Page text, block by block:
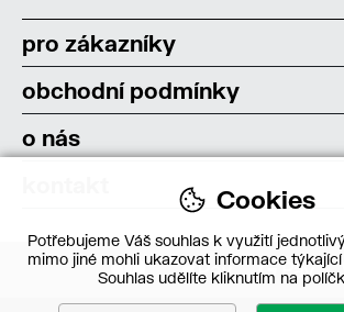
pro zákazníky
obchodní podmínky
o nás
Cookies
Potřebujeme Váš souhlas k využití
mimo jiné mohli ukazovat informace
Souhlas udělíte kliknutím na